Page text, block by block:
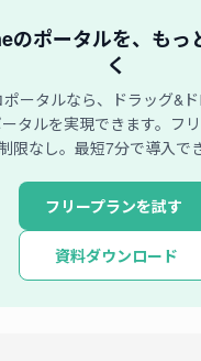
のポータルを、もっ
く
ポータルなら、ドラッグ&
タルを実現できます。フ
限なし。最短7分で導入で
フリープランを試す
資料ダウンロード